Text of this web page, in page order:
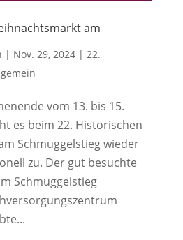
am
| Nov. 29, 2024| 22.
vom 13. bis 15.
es beim 22. Historischen
Schmuggelstieg wieder
zu. Der gut besuchte
Schmuggelstieg